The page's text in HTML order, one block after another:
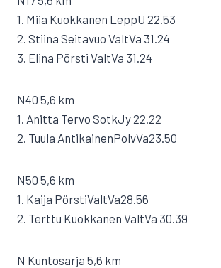
1. Miia Kuokkanen LeppU 22.53
2. Stiina Seitavuo ValtVa 31.24
3. Elina Pörsti ValtVa 31.24
N40 5,6 km
1. Anitta Tervo SotkJy 22.22
2. Tuula AntikainenPolvVa23.50
N50 5,6 km
1. Kaija PörstiValtVa28.56
2. Terttu Kuokkanen ValtVa 30.39
N Kuntosarja 5,6 km